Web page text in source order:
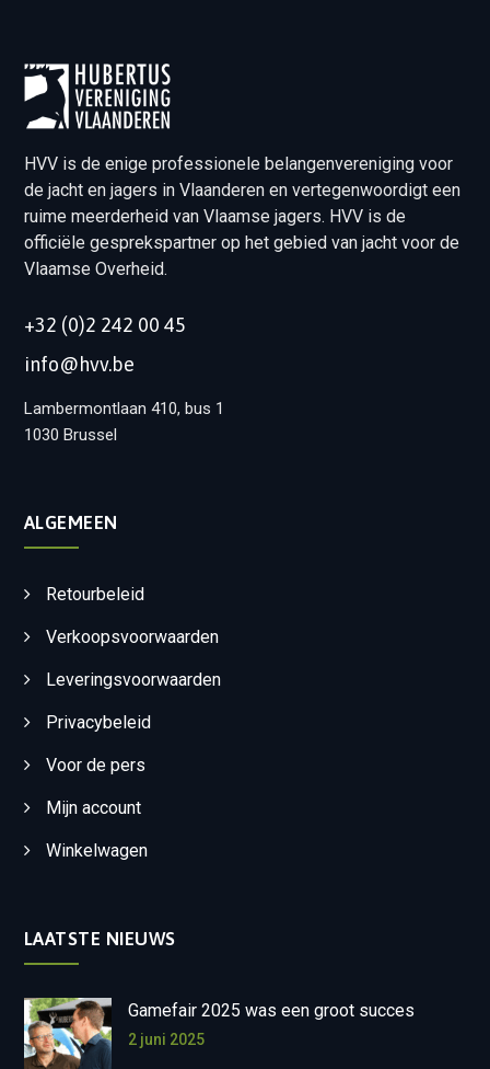
HVV is de enige professionele belangenvereniging voor
de jacht en jagers in Vlaanderen en vertegenwoordigt een
ruime meerderheid van Vlaamse jagers. HVV is de
officiële gesprekspartner op het gebied van jacht voor de
Vlaamse Overheid.
+32 (0)2 242 00 45
info@hvv.be
Lambermontlaan 410, bus 1
1030 Brussel
ALGEMEEN
Retourbeleid
Verkoopsvoorwaarden
Leveringsvoorwaarden
Privacybeleid
Voor de pers
Mijn account
Winkelwagen
LAATSTE NIEUWS
Gamefair 2025 was een groot succes
2 juni 2025